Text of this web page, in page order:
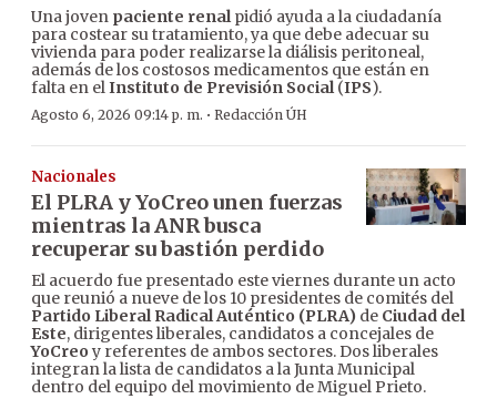
Una joven paciente renalpidió ayuda a la ciudadanía
para costear su tratamiento, ya que debe adecuar su
vivienda para poder realizarse la diálisis peritoneal,
además de los costosos medicamentos que están en
falta en elInstituto de Previsión Social(IPS).
Agosto 6, 2026 09:14 p. m. · Redacción ÚH
Nacionales
El PLRA y YoCreo unen fuerzas
mientras la ANR busca
recuperar su bastión perdido
El acuerdo fue presentado este viernes durante un acto
que reunió a nueve de los 10 presidentes de comités del
Partido Liberal Radical Auténtico (PLRA) de Ciudad del
Este, dirigentes liberales, candidatos a concejales de
YoCreo y referentes de ambos sectores. Dos liberales
integran la lista de candidatos a la Junta Municipal
dentro del equipo del movimiento de Miguel Prieto.